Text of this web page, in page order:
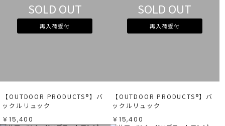
SOLD OUT
再入荷受付
【OUTDOOR PRODUCTS®︎】バ
ックルリュック
￥15,400
SOLD OUT
再入荷受付
【OUTDOOR PRODUCTS®︎】バ
ックルリュック
￥15,400